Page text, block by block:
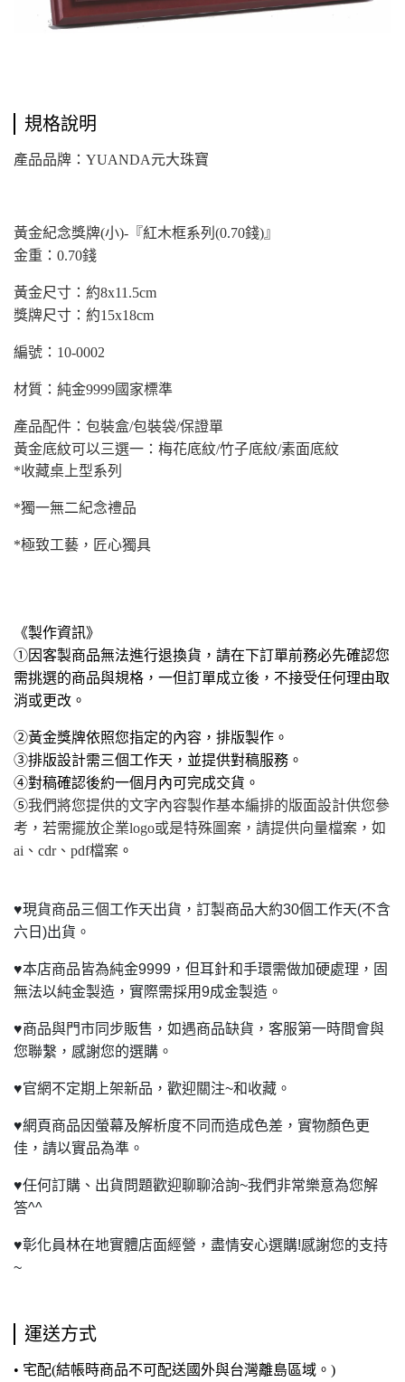
規格說明
產品品牌：YUANDA元大珠寶
黃金紀念獎牌(小)-『紅木框系列(0.70錢)』
金重：0.70錢
黃金尺寸：約8x11.5cm
獎牌尺寸：約15x18cm
編號：10-0002
材質：純金9999國家標準
產品配件：包裝盒/包裝袋/保證單
黃金底紋可以三選一：梅花底紋/竹子底紋/素面底紋
*收藏桌上型系列
*獨一無二紀念禮品
*極致工藝，匠心獨具
《製作資訊》
①因客製商品無法進行退換貨，請在下訂單前務必先確認您
需挑選的商品與規格， 一但訂單成立後，不接受任何理由取
消或更改 。
②黃金獎牌依照您指定的內容，排版製作。
③排版設計需三個工作天，並提供對稿服務。
④對稿確認後約一個月內可完成交貨。
⑤我們將您提供的文字內容製作基本編排的版面設計供您參
考，若需擺放企業logo或是特殊圖案，請提供向量檔案，如
ai、cdr、pdf檔案 。
♥現貨商品三個工作天出貨，訂製商品大約30個工作天(不含
六日)出貨。
♥本店商品皆為純金9999，但耳針和手環需做加硬處理，固
無法以純金製造，實際需採用9成金製造。
♥商品與門市同步販售，如遇商品缺貨，客服第一時間會與
您聯繫，感謝您的選購。
♥官網不定期上架新品，歡迎關注~和收藏。
♥網頁商品因螢幕及解析度不同而造成色差，實物顏色更
佳，請以實品為準。
♥任何訂購、出貨問題歡迎聊聊洽詢~我們非常樂意為您解
答^^
♥彰化員林在地實體店面經營，盡情安心選購!感謝您的支持
~
運送方式
• 宅配(結帳時商品不可配送國外與台灣離島區域。)